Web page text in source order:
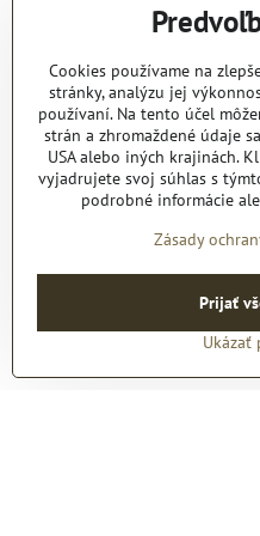
Cookies používame na
stránky, analýzu jej
používaní. Na tento účel
strán a zhromaždené údaje
USA alebo iných krajinách.
vyjadrujete svoj súhlas s
podrobné informácie
Zásady
Ukázať
Prijať